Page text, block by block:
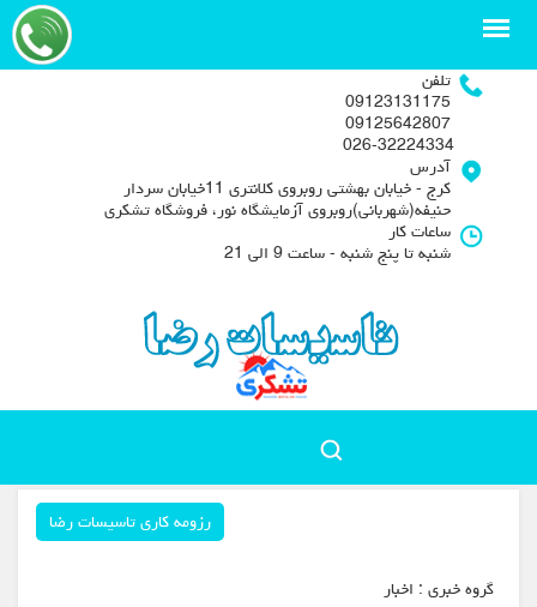
تلفن
09123131175
09125642807
آدرس
کرج - خیابان بهشتی روبروی کلانتری 11خیابان سردار
حنیفه(شهربانی)روبروی آزمایشگاه نور، فروشگاه تشکری
ساعات کار
شنبه تا پنج شنبه - ساعت 9 الی 21
رزومه کاری تاسیسات رضا
گروه خبري : اخبار